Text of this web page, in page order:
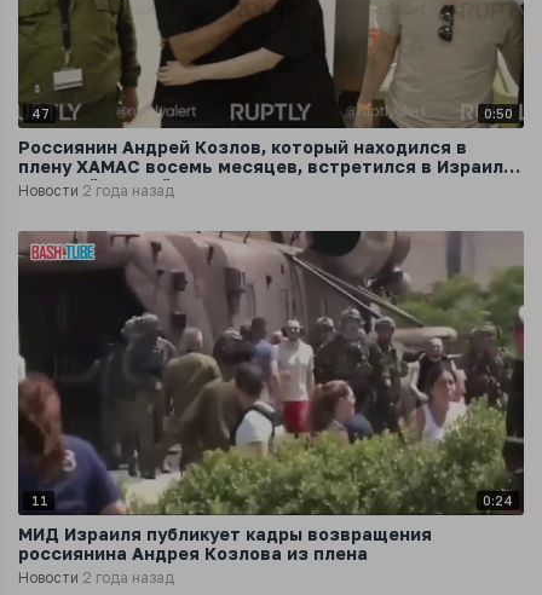
47 0:50
Россиянин Андрей Козлов, который находился в
плену ХАМАС восемь месяцев, встретился в Израиле
со своей семьей
Новости 2 года назад
11 0:24
МИД Израиля публикует кадры возвращения
россиянина Андрея Козлова из плена
Новости 2 года назад